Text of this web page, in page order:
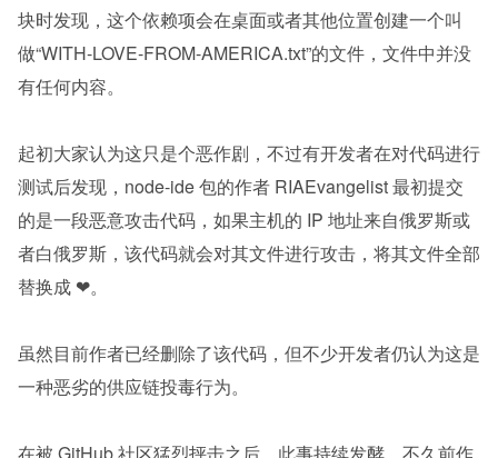
块时发现，这个依赖项会在桌面或者其他位置创建一个叫
做“WITH-LOVE-FROM-AMERICA.txt”的文件，文件中并没
有任何内容。
起初大家认为这只是个恶作剧，不过有开发者在对代码进行
测试后发现，node-ide 包的作者 RIAEvangelist 最初提交
的是一段恶意攻击代码，如果主机的 IP 地址来自俄罗斯或
者白俄罗斯，该代码就会对其文件进行攻击，将其文件全部
替换成 ❤。
虽然目前作者已经删除了该代码，但不少开发者仍认为这是
一种恶劣的供应链投毒行为。
在被 GitHub 社区猛烈抨击之后，此事持续发酵，不久前作